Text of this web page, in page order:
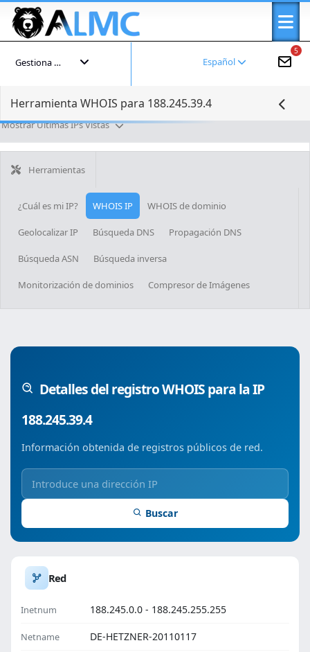
5
Español
Gestiona tu cuenta
Herramienta WHOIS para 188.245.39.4
Mostrar Últimas IPs Vistas
Herramientas
¿Cuál es mi IP? WHOIS IP WHOIS de dominio
Geolocalizar IP Búsqueda DNS Propagación DNS
Búsqueda ASN Búsqueda inversa
Monitorización de dominios Compresor de Imágenes
Detalles del registro WHOIS para la IP
188.245.39.4
Información obtenida de registros públicos de red.
Buscar
Red
Inetnum 188.245.0.0 - 188.245.255.255
Netname DE-HETZNER-20110117